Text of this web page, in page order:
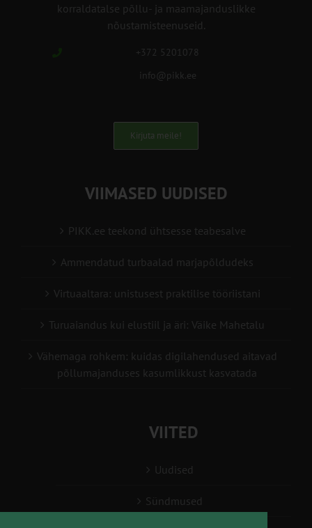
korraldatalse põllu- ja maamajanduslikke
nõustamisteenuseid.
+372 5201078
info@pikk.ee
Kirjuta meile!
VIIMASED UUDISED
PIKK.ee teekond ühtsesse teabesalve
Ammendatud turbaalad marjapõldudeks
Virtuaaltara: unistusest praktilise tööriistani
Turuaiandus kui elustiil ja äri: Väike Mahetalu
Vähemaga rohkem: kuidas digilahendused aitavad
põllumajanduses kasumlikkust kasvatada
VIITED
Uudised
Sündmused